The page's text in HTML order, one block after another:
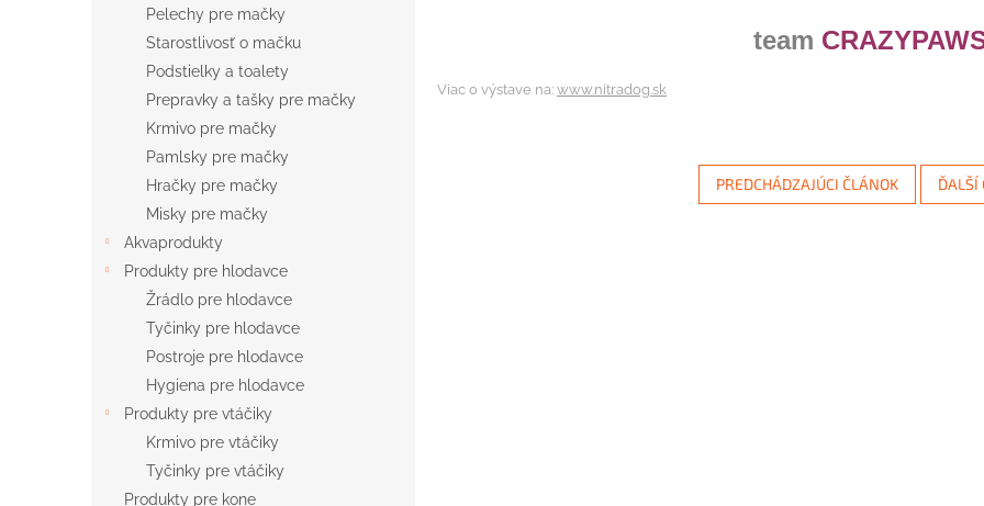
Pelechy pre mačky
Starostlivosť o mačku
Podstielky a toalety
Prepravky a tašky pre mačky
Krmivo pre mačky
Pamlsky pre mačky
Hračky pre mačky
Misky pre mačky
Akvaprodukty
Produkty pre hlodavce
Žrádlo pre hlodavce
Tyčinky pre hlodavce
Postroje pre hlodavce
Hygiena pre hlodavce
Produkty pre vtáčiky
Krmivo pre vtáčiky
Tyčinky pre vtáčiky
Produkty pre kone
team
Viac o výstave na:www.nitradog.sk
PREDCHÁDZAJÚCI ČLÁNOK ĎALŠÍ